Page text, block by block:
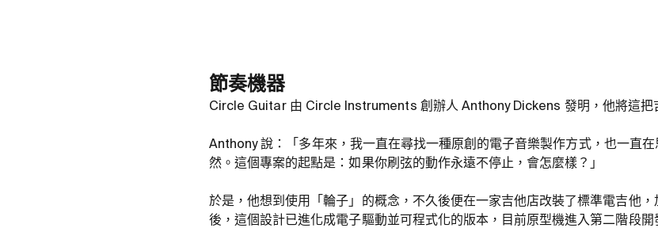
節奏機器
Circle Guitar 由 Circle Instruments 創辦人 Anthony Dickens 發明，他將這把
Anthony 說：「多年來，我一直在尋找一種原創的電子音樂製作方式，也一直
然。這個專案的起點是：如果你刷弦的動作永遠不停止，會怎麼樣？」
於是，他想到使用「輪子」的概念，不久後便在一家吉他店改裝了標準電吉他
後，這個設計已進化成電子驅動並可程式化的版本，目前原型機進入第二階段開